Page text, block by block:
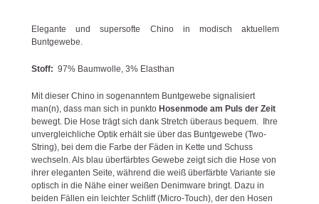
Elegante und supersofte Chino in modisch aktuellem
Buntgewebe.
Stoff: 97% Baumwolle, 3% Elasthan
Mit dieser Chino in sogenanntem Buntgewebe signalisiert
man(n), dass man sich in punkto Hosenmode am Puls der Zeit
bewegt. Die Hose trägt sich dank Stretch überaus bequem. Ihre
unvergleichliche Optik erhält sie über das Buntgewebe (Two-
String), bei dem die Farbe der Fäden in Kette und Schuss
wechseln. Als blau überfärbtes Gewebe zeigt sich die Hose von
ihrer eleganten Seite, während die weiß überfärbte Variante sie
optisch in die Nähe einer weißen Denimware bringt. Dazu in
beiden Fällen ein leichter Schliff (Micro-Touch), der den Hosen